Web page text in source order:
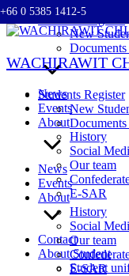
Skip
to
+66 0 5385 1412-5
WACHIRAWIT
Students Register
New
News
Events
About
History
Social
Our team
E-SAR
Students Register
New
News
Events
About
History
Social
Our team
E-SAR
Contact
About Student
Student